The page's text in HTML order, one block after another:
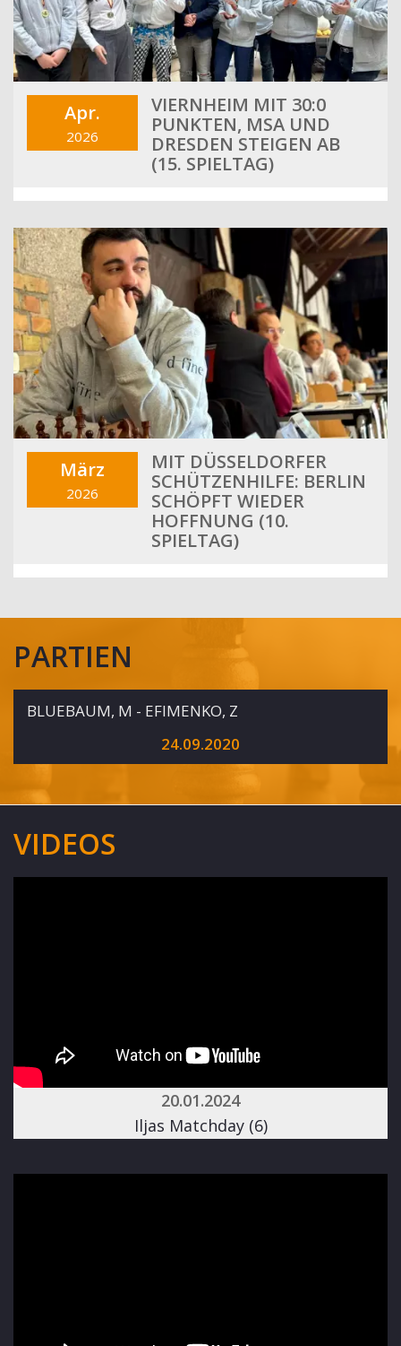
Apr.
2026
VIERNHEIM MIT 30:0
PUNKTEN, MSA UND
DRESDEN STEIGEN AB
(15. SPIELTAG)
März
2026
MIT DÜSSELDORFER
SCHÜTZENHILFE: BERLIN
SCHÖPFT WIEDER
HOFFNUNG (10.
SPIELTAG)
PARTIEN
BLUEBAUM, M - EFIMENKO, Z
24.09.2020
VIDEOS
20.01.2024
Iljas Matchday (6)